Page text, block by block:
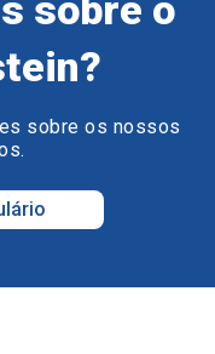
sobre os nossos